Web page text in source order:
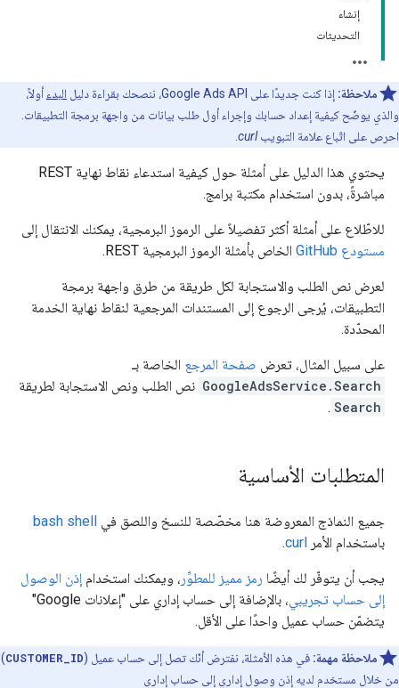
إنشاء
التحديثات
ملاحظة: إذا كنت جديدًا على Google Ads API، ننصحك بقراءة دليل البدء أولاً،
والذي يوضّح كيفية إعداد حسابك وإجراء أول طلب بيانات من واجهة برمجة التطبيقات.
احرص على اتّباع علامة التبويبcurl
يحتوي هذا الدليل على أمثلة حول كيفية استدعاء نقاط نهاية REST
مباشرةً، بدون استخدام مكتبة برامج.
للاطّلاع على أمثلة أكثر تفصيلاً على الرموز البرمجية، يمكنك الانتقال إلى
مستودع GitHub
الخاص بأمثلة الرموز البرمجية REST.
لعرض نص الطلب والاستجابة لكل طريقة من طرق واجهة برمجة
التطبيقات، يُرجى الرجوع إلى المستندات المرجعية لنقاط نهاية الخدمة
المحدّدة.
على سبيل المثال، تعرض صفحة المرجع الخاصة بـ
GoogleAdsService.Search نص الطلب ونص الاستجابة لطريقة
Search
.
المتطلبات الأساسية
جميع النماذج المعروضة هنا مخصّصة للنسخ واللصق في bash shell
باستخدام الأمر curl
.
يجب أن يتوفّر لك أيضًا رمز مميز للمطوِّر ، ويمكنك استخدام إذن الوصول
إلى حساب تجريبي
، بالإضافة إلى حساب إداري على "إعلانات Google"
يتضمّن حساب عميل واحدًا على الأقل.
ملاحظة مهمة: في هذه الأمثلة، نفترض أنّك تصل إلى حساب عميل (CUSTOMER_ID
)
من خلال مستخدم لديه إذن وصول إداري إلى حساب إداري